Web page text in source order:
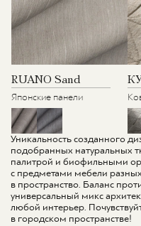
RUANO Sand
Японские панели
Уникальность созданного
подобранных натуральных
палитрой и биофильными
с предметами мебели
в пространство. Баланс
универсальный микс
любой интерьер.
в городском пространстве!